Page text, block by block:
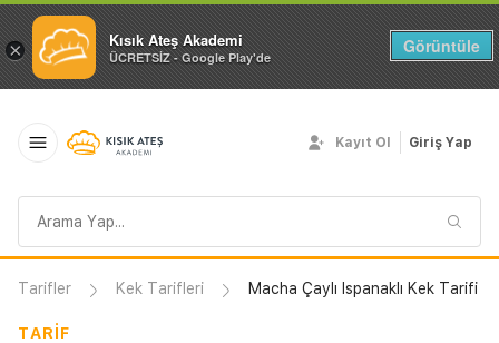
× Kısık Ateş Akademi
ÜCRETSİZ - Google Play'de
Görüntüle
sorgusu
Kayıt Ol Giriş Yap
Tarifler Kek Tarifleri Macha Çaylı Ispanaklı Kek Tarifi
TARIF